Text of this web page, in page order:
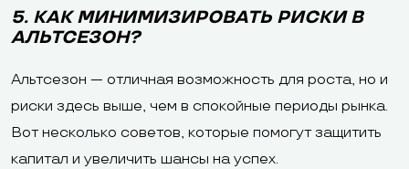
5. КАК МИНИМИЗИРОВАТЬ РИСКИ В
АЛЬТСЕЗОН?
Альтсезон — отличная возможность для роста, но и
риски здесь выше, чем в спокойные периоды рынка.
Вот несколько советов, которые помогут защитить
капитал и увеличить шансы на успех.